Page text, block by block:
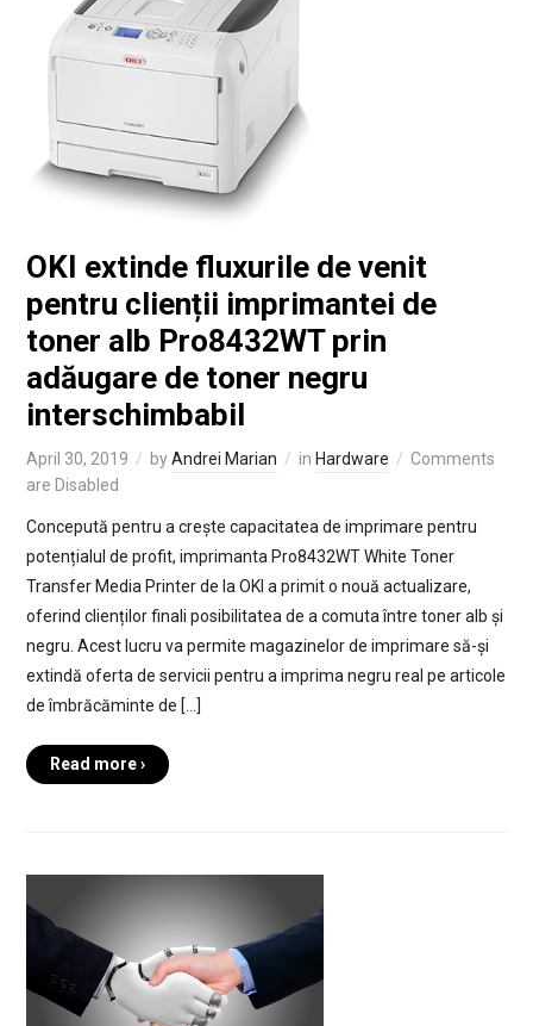
OKI extinde fluxurile de venit
pentru clienții imprimantei de
toner alb Pro8432WT prin
adăugare de toner negru
interschimbabil
April 30, 2019 byAndrei Marian in Hardware
Comments
are Disabled
Concepută pentru a crește capacitatea de imprimare pentru
potențialul de profit, imprimanta Pro8432WT White Toner
Transfer Media Printer de la OKI a primit o nouă actualizare,
oferind clienților finali posibilitatea de a comuta între toner alb și
negru. Acest lucru va permite magazinelor de imprimare să-și
extindă oferta de servicii pentru a imprima negru real pe articole
de îmbrăcăminte de […]
Read more ›